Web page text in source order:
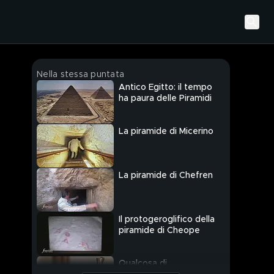
Nella stessa puntata
Antico Egitto: il tempo
ha paura delle Piramidi
La piramide di Micerino
La piramide di Chefren
Il protogeroglifico della
piramide di Cheope
Qualcosa di